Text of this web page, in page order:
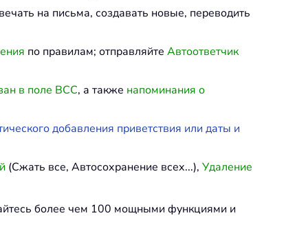
на письма, создавать новые, переводить
по правилам; отправляйте Автоответчик
в поле BCC, а также напоминания о
добавления приветствия или даты и
(Сжать все, Автосохранение всех...), Удаление
более чем 100 мощными функциями и